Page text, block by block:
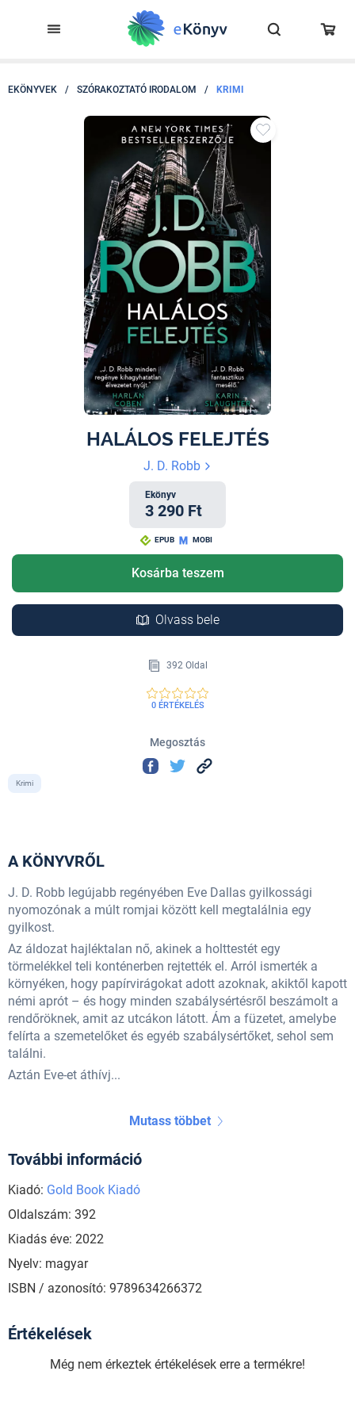
EKÖNYVEK / SZÓRAKOZTATÓ IRODALOM / KRIMI
HALÁLOS FELEJTÉS
J. D. Robb
Ekönyv
3 290 Ft
EPUB MOBI
Kosárba teszem
Olvass bele
392 Oldal
0 ÉRTÉKELÉS
Megosztás
Krimi
A KÖNYVRŐL
J. D. Robb legújabb regényében Eve Dallas gyilkossági
nyomozónak a múlt romjai között kell megtalálnia egy
gyilkost.
Az áldozat hajléktalan nő, akinek a holttestét egy
törmelékkel teli konténerben rejtették el. Arról ismerték a
környéken, hogy papírvirágokat adott azoknak, akiktől kapott
némi aprót – és hogy minden szabálysértésről beszámolt a
rendőröknek, amit az utcákon látott. Ám a füzetet, amelybe
felírta a szemetelőket és egyéb szabálysértőket, sehol sem
találni.
Aztán Eve-et áthívj...
Mutass többet
További információ
Kiadó: Gold Book Kiadó
Oldalszám: 392
Kiadás éve: 2022
Nyelv: magyar
ISBN / azonosító: 9789634266372
Értékelések
Még nem érkeztek értékelések erre a termékre!